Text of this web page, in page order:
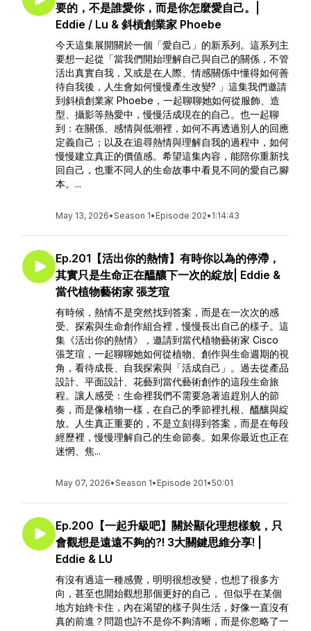
要的，不是誰愛你，而是你怎麼愛自己。|
Eddie / Lu & 斜槓創業家 Phoebe
今天這集展開關於一個「愛自己」的新系列。這系列主
要想一起從「當我們開始理解自己與自己的關係，不管
活出真實自我，又或是在人際、情感關係中懂得如何善
待自我後，人生會如何慢慢產生改變? 」這集我們邀請
到斜槓創業家 Phoebe，一起聊聊她如何從服飾、造
型、攝影等熱愛中，慢慢活成現在的自己。也一起聊
到：在關係、感情與低潮裡，如何不再透過別人的回應
定義自己；以及在追尋熱情與理解自我的過程中，如何
慢慢建立真正的價值感。希望這集內容，能陪你重新找
回自己，也重不同人的生命故事中看見不同的愛自己腳
本。...
May 13, 2026•Season 1• Episode 202• 1:14:43
Ep.201【活出你的熱情】有時你以為的停滯，
其實只是生命正在醞釀下一次的綻放| Eddie &
當代植物藝術家 張芝瑄
有時候，熱情不是突然找到答案，而是在一次次的感
受、探索與生命創作組合裡，慢慢長出自己的樣子。這
集《活出你的熱情》，邀請到當代植物藝術家 Cisco
張芝瑄，一起聊聊她如何從植物、創作與生命週期的視
角，看待成長、自我探索與「活成自己」。過去從產品
設計、平面設計、花藝到當代藝術創作的這段生命旅
程。讓人感受：生命裡我們不需要急著追趕別人的節
奏，而是像植物一樣，在自己的季節裡扎根、醞釀與綻
放。人生真正重要的，不是立刻得到答案，而是在每段
經歷裡，慢慢理解自己的生命節奏。如果你最近也正在
迷惘、焦...
May 07, 2026•Season 1• Episode 201•50:01
Ep.200【一起升級吧】關於顯化理想樣貌，只
會觀想是遠遠不夠的?! 3大關鍵思維分享! |
Eddie & LU
有沒有過這一種感覺，明明很想改變，也想了很多方
向，甚至也開始觀想那個更好的自己， 但似乎在某個
地方始終卡住，內在渴望的樣子與生活，好像一直沒有
真的前進？問題也許不是你不夠清晰，而是你忽略了一